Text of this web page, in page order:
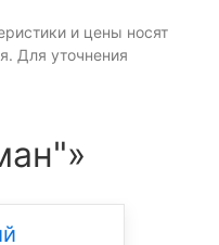
и цены носят
Для уточнения